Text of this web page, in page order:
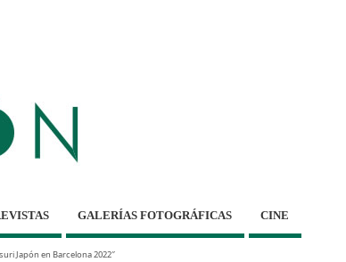
GALERÍAS FOTOGRÁFICAS CINE
Japón en Barcelona 2022″